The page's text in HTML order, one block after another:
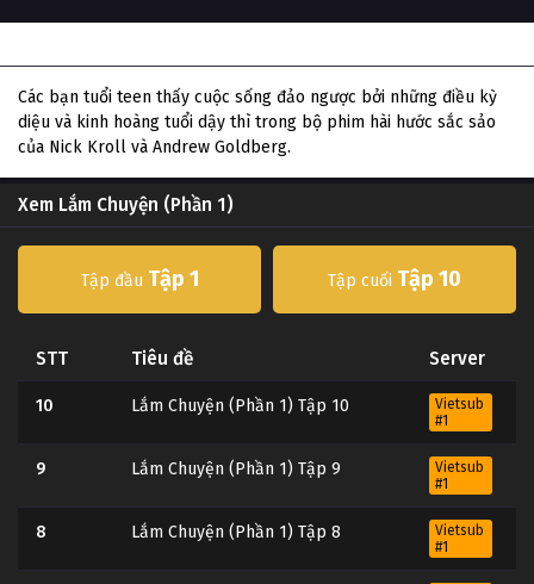
Các bạn tuổi teen thấy cuộc sống đảo ngược bởi những điều kỳ
diệu và kinh hoàng tuổi dậy thì trong bộ phim hài hước sắc sảo
của Nick Kroll và Andrew Goldberg.
Xem Lắm Chuyện (Phần 1)
Tập đầu Tập 1 Tập cuối Tập 10
STT Tiêu đề Server
10 Lắm Chuyện (Phần 1) Tập 10
Vietsub
#1
9 Lắm Chuyện (Phần 1) Tập 9
Vietsub
#1
8 Lắm Chuyện (Phần 1) Tập 8
Vietsub
#1